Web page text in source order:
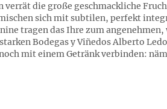
die große geschmackliche
sich mit subtilen, perfekt
tragen das Ihre zum
Bodegas y Viñedos Alberto
mit einem Getränk verbinden: